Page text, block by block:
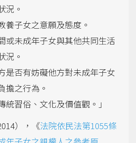
況。
養子女之意願及態度。
或未成年子女與其他共同生活
況。
是否有妨礙他方對未成年子女
擔之行為。
統習俗、文化及價值觀。」
），《法院依民法第1055條